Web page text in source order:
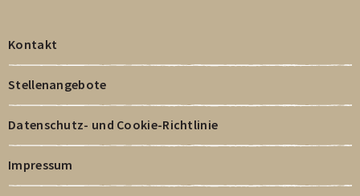
Kontakt
Stellenangebote
Datenschutz- und Cookie-Richtlinie
Impressum